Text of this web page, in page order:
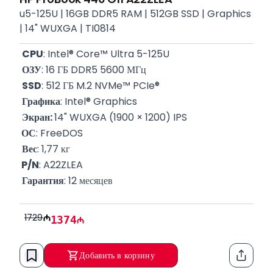
u5-125U | 16GB DDR5 RAM | 512GB SSD | Graphics
| 14" WUXGA | TI0814
CPU: Intel® Core™ Ultra 5-125U
ОЗУ: 16 ГБ DDR5 5600 МГц
SSD: 512 ГБ M.2 NVMe™ PCIe®
Графика: Intel® Graphics
Экран: 14" WUXGA (1900 × 1200) IPS
ОС: FreeDOS
Вес: 1,77 кг
P/N: A22ZLEA
Гарантия: 12 месяцев
1729 1374
Добавить в корзину